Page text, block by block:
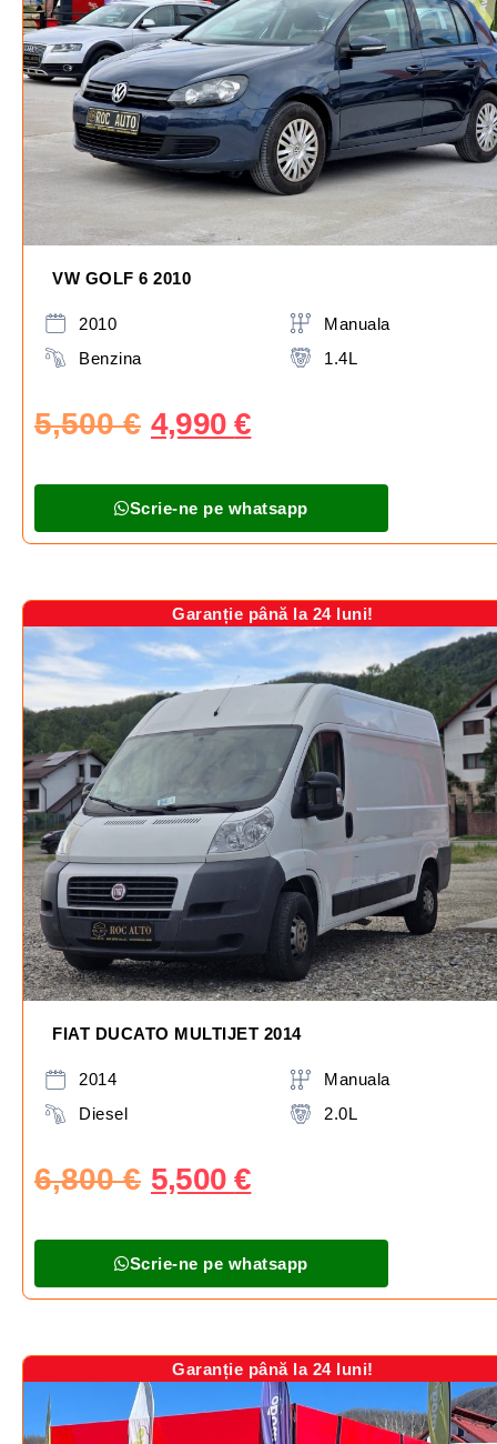
VW GOLF 6 2010
2010
Benzina
Manuala
1.4L
5,500€ 4,990€
Scrie-ne pe whatsapp
Garanție până la 24 luni!
FIAT DUCATO MULTIJET 2014
2014
Diesel
Manuala
2.0L
6,800€ 5,500€
Scrie-ne pe whatsapp
Garanție până la 24 luni!